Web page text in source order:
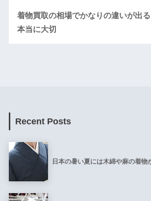
着物買取の相場でかなりの違いが出
本当に大切
Recent Posts
日本の暑い夏には木綿や麻の着物